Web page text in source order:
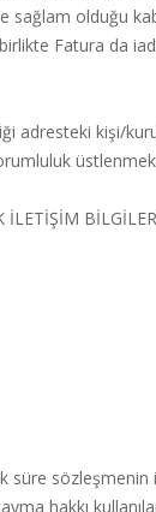
sağlam olduğu
Fatura da
adresteki kişi/
İLETİŞİM
süre
hakkı